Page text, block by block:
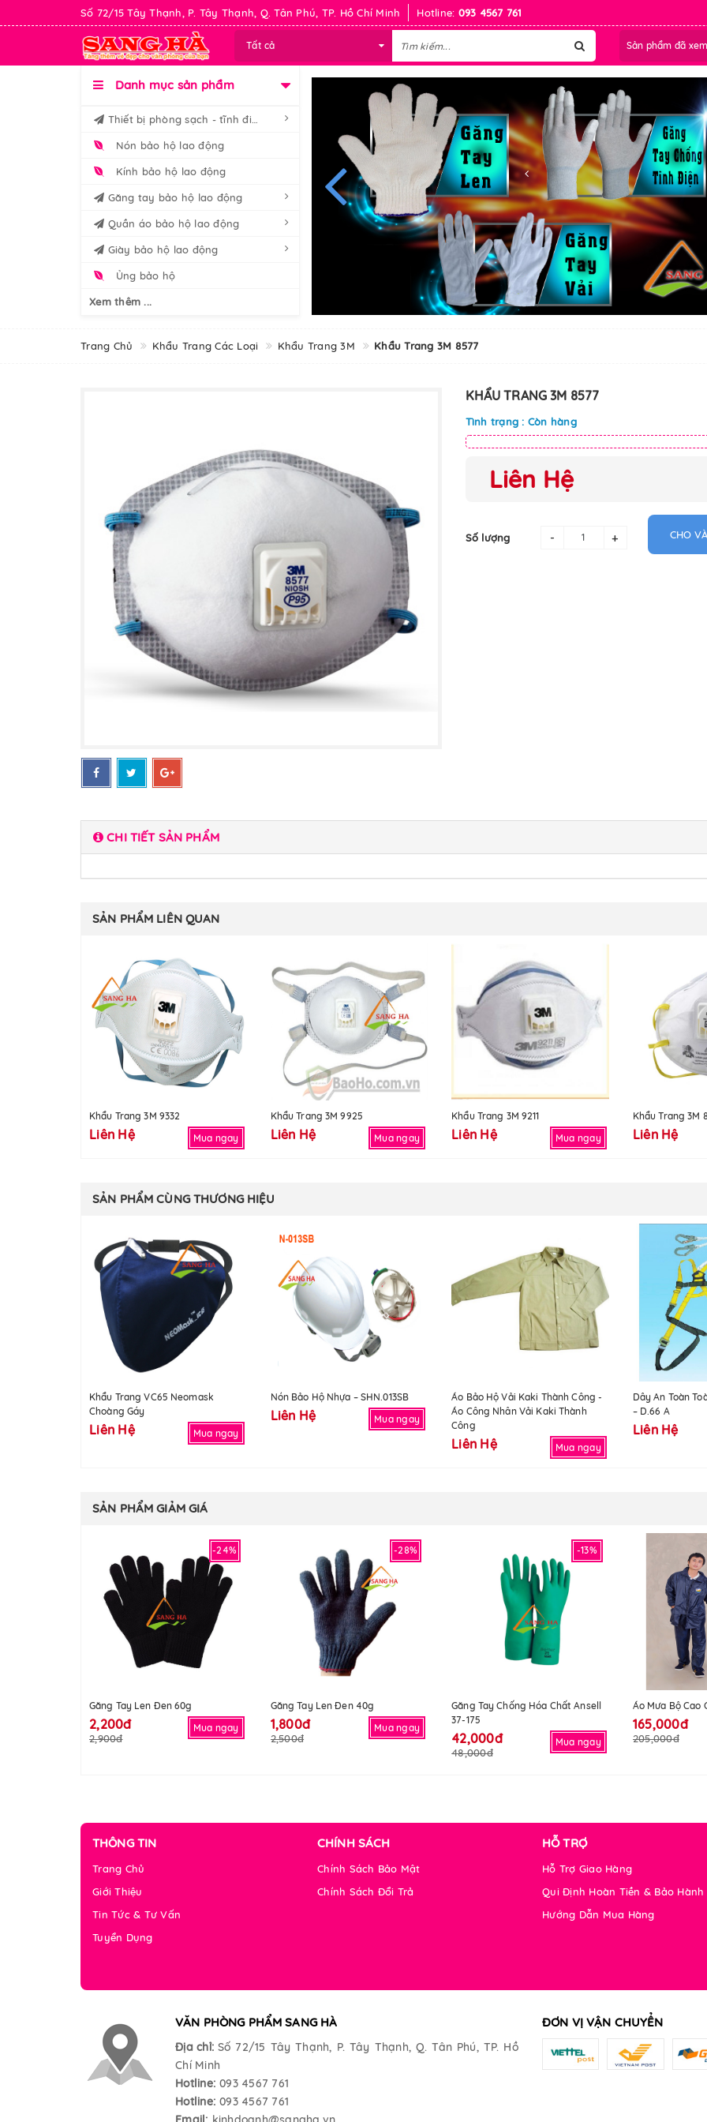
Số 72/15 Tây Thạnh, P. Tây Thạnh, Q. Tân Phú, TP. Hồ Chí Minh Hotline: 093 4567 761
Tất cả Sản phẩm đã xem
Danh mục sản phẩm
Thiết bị phòng sạch - tĩnh điện
Nón bảo hộ lao động
Kính bảo hộ lao động
Găng tay bảo hộ lao động
Quần áo bảo hộ lao động
Giày bảo hộ lao động
Ủng bảo hộ
Xem thêm ...
Trang Chủ Khẩu Trang Các Loại Khẩu Trang 3M Khẩu Trang 3M 8577
KHẨU TRANG 3M 8577
Tình trạng : Còn hàng
Liên Hệ
Số lượng - + CHO
CHI TIẾT SẢN PHẨM
SẢN PHẨM LIÊN QUAN
Khẩu Trang 3M 9332
Liên Hệ Mua ngay
Khẩu Trang 3M 9925
Liên Hệ Mua ngay
Khẩu Trang 3M 9211
Liên Hệ Mua ngay
Khẩu Trang 3M
Liên Hệ
SẢN PHẨM CÙNG THƯƠNG HIỆU
Khẩu Trang VC65 Neomask
Choàng Gáy
Liên Hệ Mua ngay
Nón Bảo Hộ Nhựa – SHN.013SB
Liên Hệ Mua ngay
Áo Bảo Hộ Vải Kaki Thành Công -
Áo Công Nhân Vải Kaki Thành
Công
Liên Hệ Mua ngay
Dây An Toàn
– D.66 A
Liên Hệ
SẢN PHẨM GIẢM GIÁ
-24%
Găng Tay Len Đen 60g
2,200đ
2,900đ
Mua ngay
-28%
Găng Tay Len Đen 40g
1,800đ
2,500đ
Mua ngay
-13%
Găng Tay Chống Hóa Chất Ansell
37-175
42,000đ
48,000đ
Mua ngay
Áo Mưa Bộ Cao
165,000đ
205,000đ
THÔNG TIN
Trang Chủ
Giới Thiệu
Tin Tức & Tư Vấn
Tuyển Dụng
CHÍNH SÁCH
Chính Sách Bảo Mật
Chính Sách Đổi Trả
HỖ TRỢ
Hỗ Trợ Giao Hàng
Qui Định Hoàn Tiền & Bảo Hành
Hướng Dẫn Mua Hàng
VĂN PHÒNG PHẨM SANG HÀ
Địa chỉ: Số 72/15 Tây Thạnh, P. Tây Thạnh, Q. Tân Phú, TP. Hồ
Chí Minh
Hotline: 093 4567 761
Hotline: 093 4567 761
ĐƠN VỊ VẬN CHUYỂN